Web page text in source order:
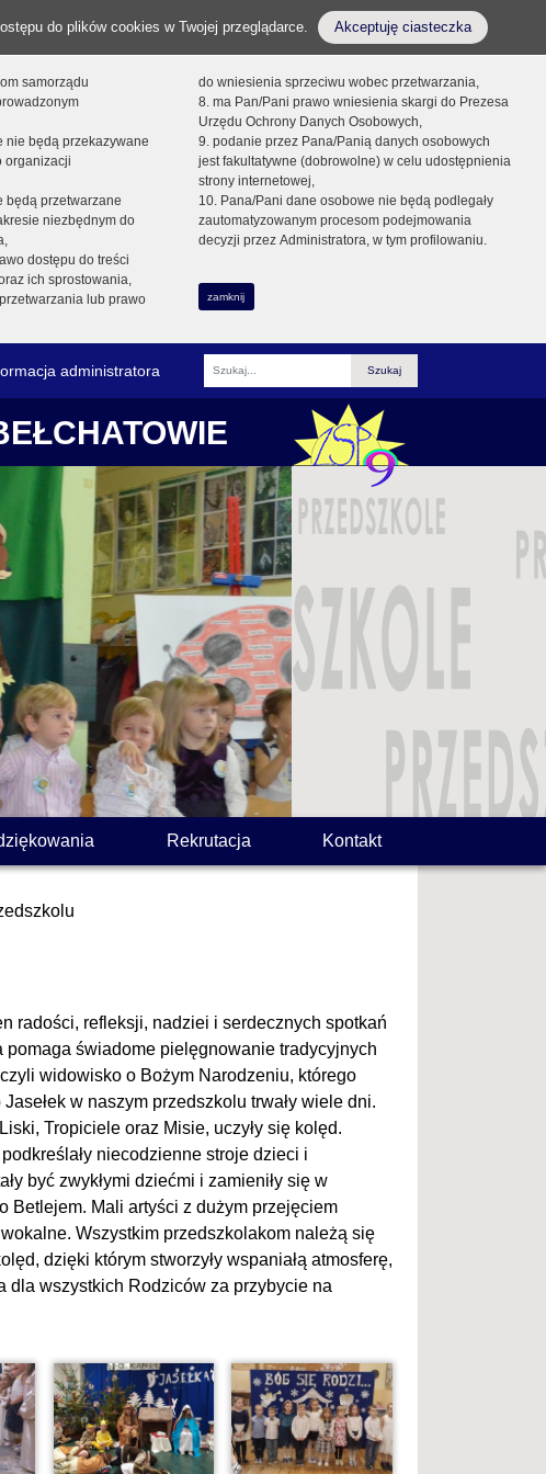
do plików cookies w Twojej przeglądarce. Akceptuję ciasteczka
samorządu
nie będą przekazywane
organizacji
będą przetwarzane
niezbędnym do
dostępu do treści
ich sprostowania,
lub prawo
do wniesienia sprzeciwu wobec przetwarzania,
8. ma Pan/Pani prawo wniesienia skargi do Prezesa
Urzędu Ochrony Danych Osobowych,
9. podanie przez Pana/Panią danych osobowych
jest fakultatywne (dobrowolne) w celu udostępnienia
strony internetowej,
10. Pana/Pani dane osobowe nie będą podlegały
zautomatyzowanym procesom podejmowania
decyzji przez Administratora, w tym profilowaniu.
zamknij
administratora
Fraza
Rekrutacja Kontakt
radości, refleksji, nadziei i serdecznych spotkań
świadome pielęgnowanie tradycyjnych
widowisko o Bożym Narodzeniu, którego
w naszym przedszkolu trwały wiele dni.
Tropiciele oraz Misie, uczyły się kolęd.
niecodzienne stroje dzieci i
być zwykłymi dziećmi i zamieniły się w
Betlejem. Mali artyści z dużym przejęciem
Wszystkim przedszkolakom należą się
dzięki którym stworzyły wspaniałą atmosferę,
dla wszystkich Rodziców za przybycie na